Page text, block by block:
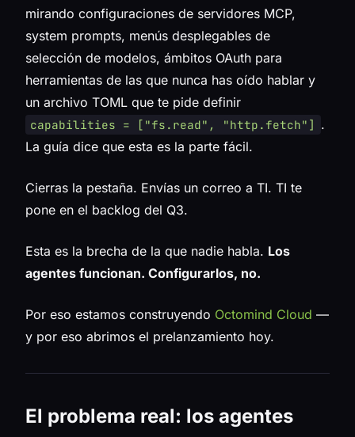
mirando configuraciones de servidores MCP,
system prompts, menús desplegables de
selección de modelos, ámbitos OAuth para
herramientas de las que nunca has oído hablar y
un archivo TOML que te pide definir
capabilities = ["fs.read", "http.fetch"] .
La guía dice que esta es la parte fácil.
Cierras la pestaña. Envías un correo a TI. TI te
pone en el backlog del Q3.
Esta es la brecha de la que nadie habla. Los
agentes funcionan. Configurarlos, no.
Por eso estamos construyendo Octomind Cloud —
y por eso abrimos el prelanzamiento hoy.
El problema real: los agentes